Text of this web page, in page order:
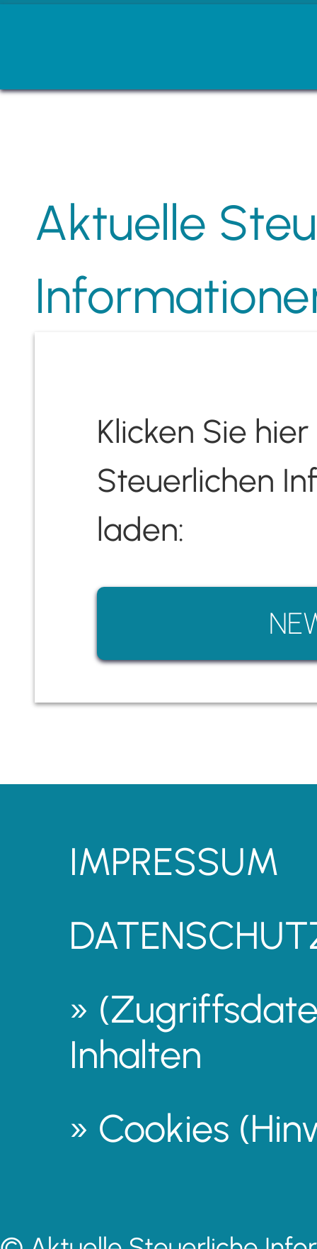
Unsere
Kontakt
Job /
Aktuelle
Klicken Sie
Steuerlichen
laden:
IMPRESSUM
»
Inhalten
» Cookies